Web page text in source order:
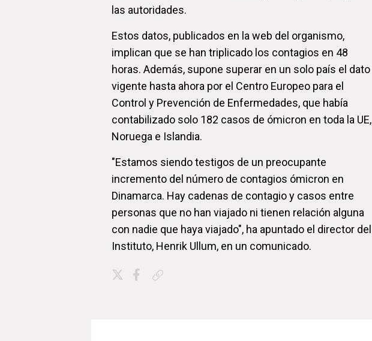
las autoridades.
Estos datos, publicados en la web del organismo,
implican que se han triplicado los contagios en 48
horas. Además, supone superar en un solo país el dato
vigente hasta ahora por el Centro Europeo para el
Control y Prevención de Enfermedades, que había
contabilizado solo 182 casos de ómicron en toda la UE,
Noruega e Islandia.
"Estamos siendo testigos de un preocupante
incremento del número de contagios ómicron en
Dinamarca. Hay cadenas de contagio y casos entre
personas que no han viajado ni tienen relación alguna
con nadie que haya viajado", ha apuntado el director del
Instituto, Henrik Ullum, en un comunicado.